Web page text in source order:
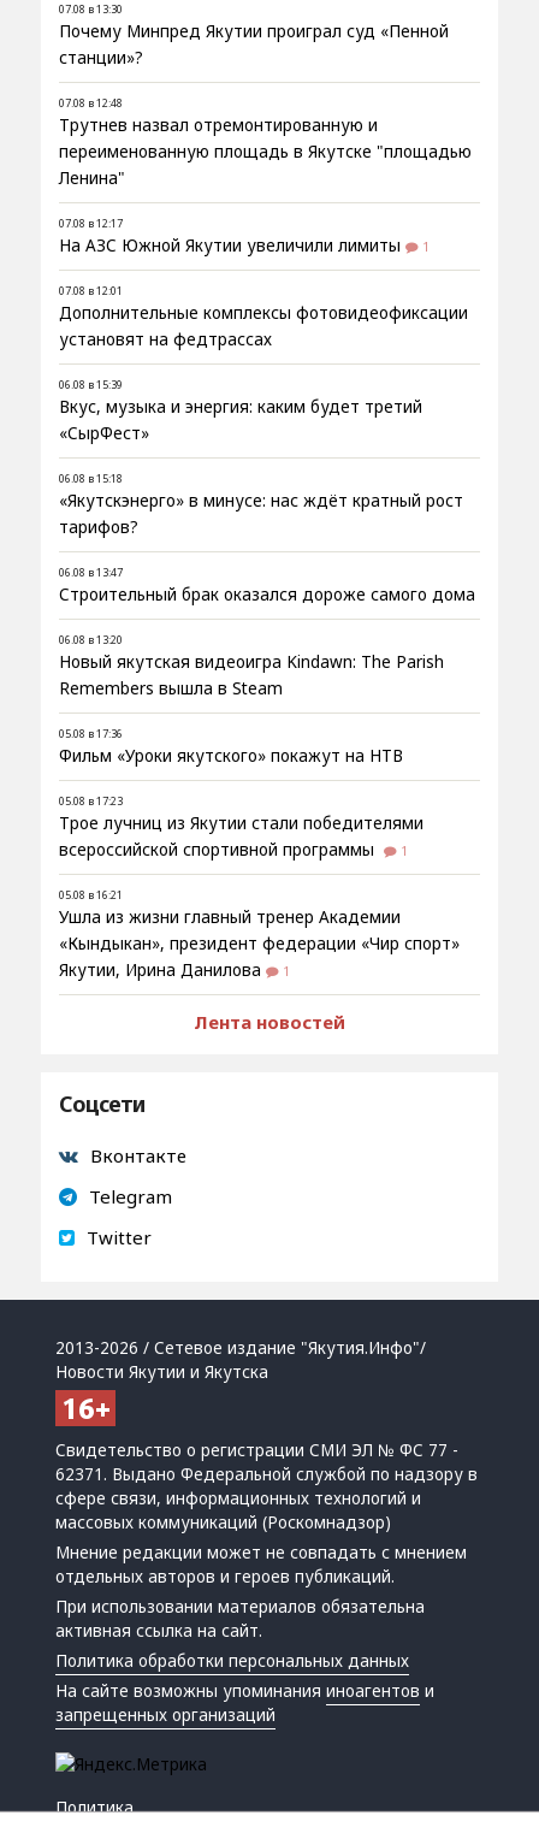
07.08 в 13:30
Почему Минпред Якутии проиграл суд «Пенной
станции»?
07.08 в 12:48
Трутнев назвал отремонтированную и
переименованную площадь в Якутске "площадью
Ленина"
07.08 в 12:17
На АЗС Южной Якутии увеличили лимиты 1
07.08 в 12:01
Дополнительные комплексы фотовидеофиксации
установят на федтрассах
06.08 в 15:39
Вкус, музыка и энергия: каким будет третий
«СырФест»
06.08 в 15:18
«Якутскэнерго» в минусе: нас ждёт кратный рост
тарифов?
06.08 в 13:47
Строительный брак оказался дороже самого дома
06.08 в 13:20
Новый якутская видеоигра Kindawn: The Parish
Remembers вышла в Steam
05.08 в 17:36
Фильм «Уроки якутского» покажут на НТВ
05.08 в 17:23
Трое лучниц из Якутии стали победителями
всероссийской спортивной программы
1
05.08 в 16:21
Ушла из жизни главный тренер Академии
«Кындыкан», президент федерации «Чир спорт»
Якутии, Ирина Данилова
1
Лента новостей
Соцсети
Вконтакте
Telegram
Twitter
2013-2026 / Сетевое издание "Якутия.Инфо"/
Новости Якутии и Якутска
Свидетельство о регистрации СМИ ЭЛ № ФС 77 -
62371. Выдано Федеральной службой по надзору в
сфере связи, информационных технологий и
массовых коммуникаций (Роскомнадзор)
Мнение редакции может не совпадать с мнением
отдельных авторов и героев публикаций.
При использовании материалов обязательна
активная ссылка на сайт.
Политика обработки персональных данных
На сайте возможны упоминанияиноагентов и
запрещенных организаций
Политика